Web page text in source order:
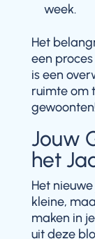
week.
Het
een
is een
ruimte om
Jouw
het
Het
kleine,
maken in
uit deze